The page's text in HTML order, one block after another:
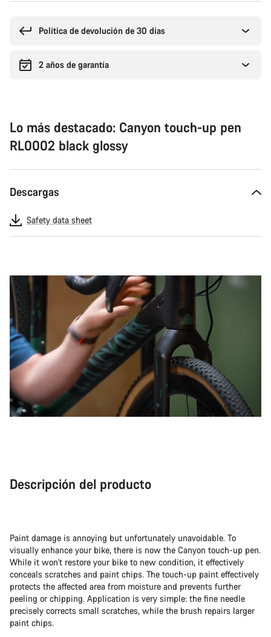
compra
Política de devolución de 30 días
2 años de garantía
Lo más destacado: Canyon touch-up pen
RL0002 black glossy
Descargas
Safety data sheet
Descripción del producto
Paint damage is annoying but unfortunately unavoidable. To
visually enhance your bike, there is now the Canyon touch-up pen.
While it won't restore your bike to new condition, it effectively
conceals scratches and paint chips. The touch-up paint effectively
protects the affected area from moisture and prevents further
peeling or chipping. Application is very simple: the fine needle
precisely corrects small scratches, while the brush repairs larger
paint chips.